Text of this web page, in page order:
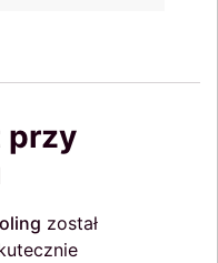
przy
został